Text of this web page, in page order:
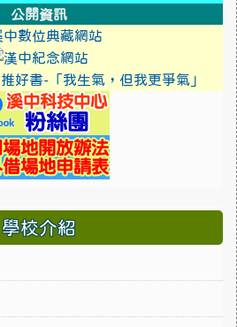
公開資訊
link to https://
link to https://
link
link to https://
link to https://
學校介紹